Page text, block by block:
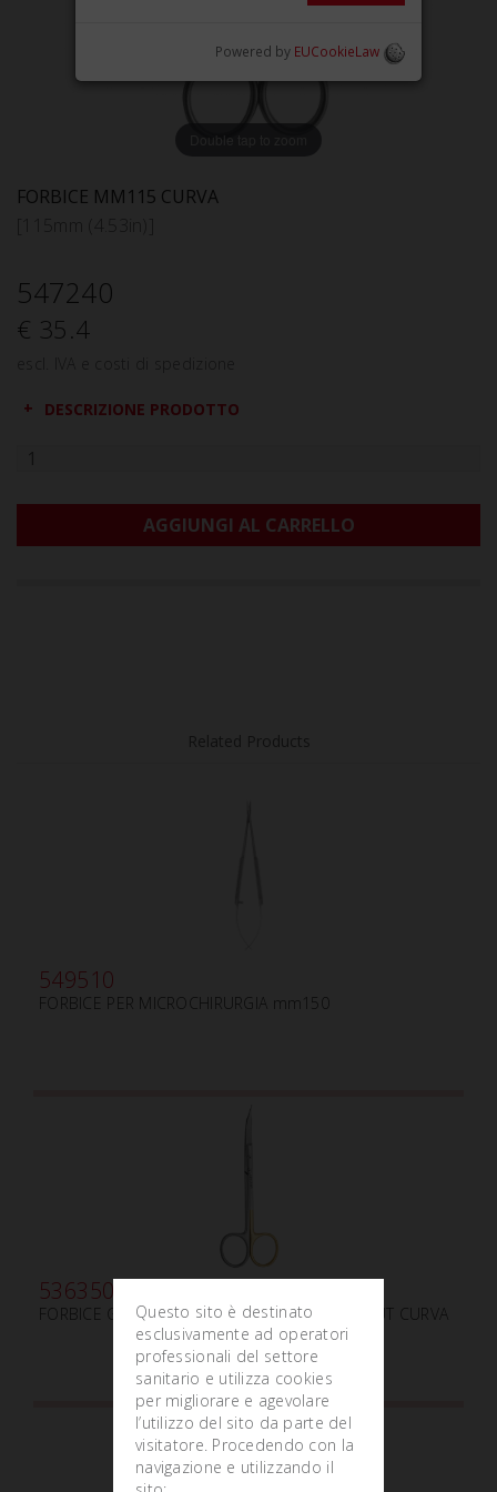
Double tap to zoom
FORBICE MM115 CURVA
547240
€ 35.4
DESCRIZIONE PRODOTTO
AGGIUNGI AL CARRELLO
549510
FORBICE PER MICROCHIRURGIA mm150
536350
FORBICE GOLDMAN-FOX mm130 SUPERIOR CUT CURVA
Questo sito è destinato
esclusivamente ad operatori
professionali del settore
sanitario e utilizza cookies
per migliorare e agevolare
l’utilizzo del sito da parte del
visitatore. Procedendo con la
navigazione e utilizzando il
Powered by EUCookieLaw